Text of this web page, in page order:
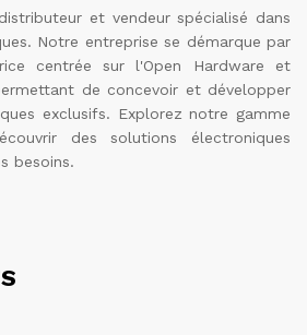
et vendeur spécialisé dans
Notre entreprise se démarque par
centrée sur l'Open Hardware et
de concevoir et développer
exclusifs. Explorez notre gamme
des solutions électroniques
besoins.